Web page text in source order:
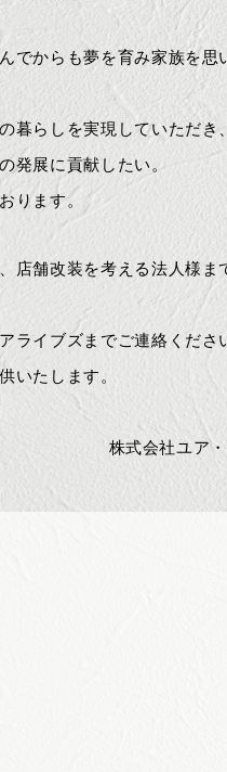
でからも夢を育み家族を思
暮らしを実現していただき
発展に貢献したい。
ります。
店舗改装を考える法人様ま
ライブズまでご連絡くださ
いたします。
株式会社ユア